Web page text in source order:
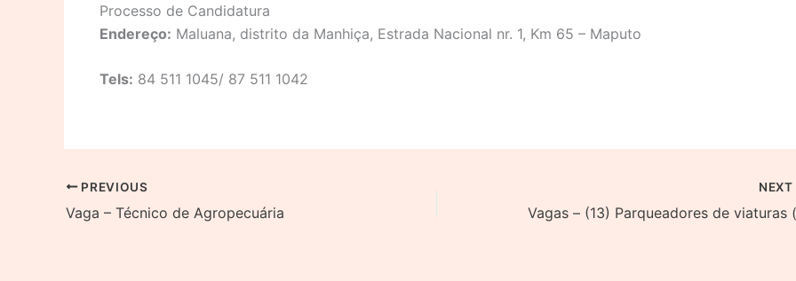
Processo de Candidatura
Endereço: Maluana, distrito da Manhiça, Estrada Nacional nr. 1, Km 65 – Maputo
Tels: 84 511 1045/ 87 511 1042
PREVIOUS
Vaga – Técnico de Agropecuária
NEXT